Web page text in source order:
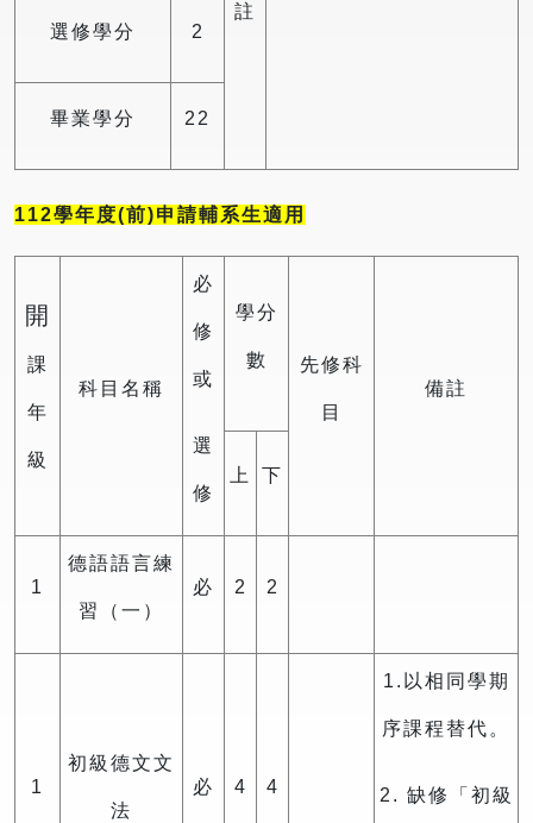
註
選修學分
2
畢業學分 22
112學年度(前)申請輔系生適用
開
課
年
級
科目名稱
必
修
或
選
修
學分
數 先修科
目
備註
上 下
1
德語語言練
習（一）
必 2 2
1
初級德文文
法
必 4 4
1.以相同學期
序課程替代。
2. 缺修「初級